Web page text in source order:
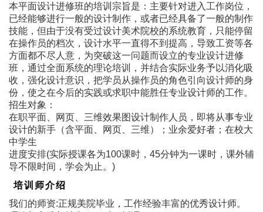
本平面设计进修班的培训宗旨是：主要针对进入工作岗位，
已经能够进行一般的设计制作，或者已经具备了一般的制作
技能，但由于没有受过设计美术院校的系统教育，只能停留
在操作员的档次，设计水平一直得不到提高，导致工资等各
方面都不尽人意，为突破这一问题而设立的专业设计进修
班，通过全面系统的理论培训，并结合实际业务予以消化吸
收，强化设计意识，把学员从操作员的角色引向设计师的身
份，使之在今后的实践或求职中能胜任专业设计师的工作。
招生对象：
在职平面、网页、三维效果图设计制作人员，即将从事专业
设计的新手（含平面、网页、三维）；业余爱好者；在校大
中学生
进度安排(实际授课各为100课时，45分钟为一课时，课外辅
导不限时间，学会为止。)
培训师介绍
我们的师资:正规美院毕业，工作经验丰富的优秀设计师。